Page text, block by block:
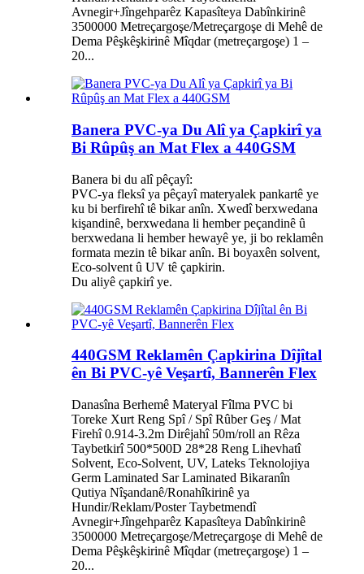
Avnegir+Jîngehparêz Kapasîteya Dabînkirinê
3500000 Metreçargoşe/Metreçargoşe di Mehê de
Dema Pêşkêşkirinê Mîqdar (metreçargoşe) 1 –
20...
Banera PVC-ya Du Alî ya Çapkirî ya
Bi Rûpûş an Mat Flex a 440GSM
Banera bi du alî pêçayî:
PVC-ya fleksî ya pêçayî materyalek pankartê ye
ku bi berfirehî tê bikar anîn. Xwedî berxwedana
kişandinê, berxwedana li hember peçandinê û
berxwedana li hember hewayê ye, ji bo reklamên
formata mezin tê bikar anîn. Bi boyaxên solvent,
Eco-solvent û UV tê çapkirin.
Du aliyê çapkirî ye.
440GSM Reklamên Çapkirina Dîjîtal
ên Bi PVC-yê Veşartî, Bannerên Flex
Danasîna Berhemê Materyal Fîlma PVC bi
Toreke Xurt Reng Spî / Spî Rûber Geş / Mat
Firehî 0.914-3.2m Dirêjahî 50m/roll an Rêza
Taybetkirî 500*500D 28*28 Reng Lihevhatî
Solvent, Eco-Solvent, UV, Lateks Teknolojiya
Germ Laminated Sar Laminated Bikaranîn
Qutiya Nîşandanê/Ronahîkirinê ya
Hundir/Reklam/Poster Taybetmendî
Avnegir+Jîngehparêz Kapasîteya Dabînkirinê
3500000 Metreçargoşe/Metreçargoşe di Mehê de
Dema Pêşkêşkirinê Mîqdar (metreçargoşe) 1 –
20...